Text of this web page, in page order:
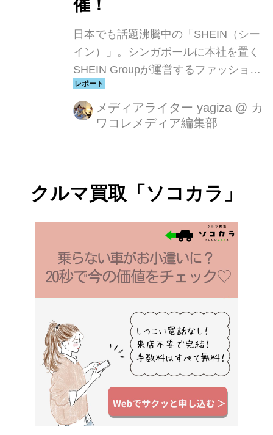
催！
日本でも話題沸騰中の「SHEIN（シー
イン）」。シンガポールに本社を置く
SHEIN Groupが運営するファッション
＆ライフスタイルの総合ネット通販サ
ービスです。ファッションからコス
メ、家電、生活雑貨まで、自社ブラン
間の振り返りと感謝の気持ちを伝える
開催され 、BATMANとのコラボコレク
Leonard Linによるスピーチも実施され
ました。
メディアライター yagiza @ カ
ワコレメディア編集部
クルマ買取「ソコカラ」